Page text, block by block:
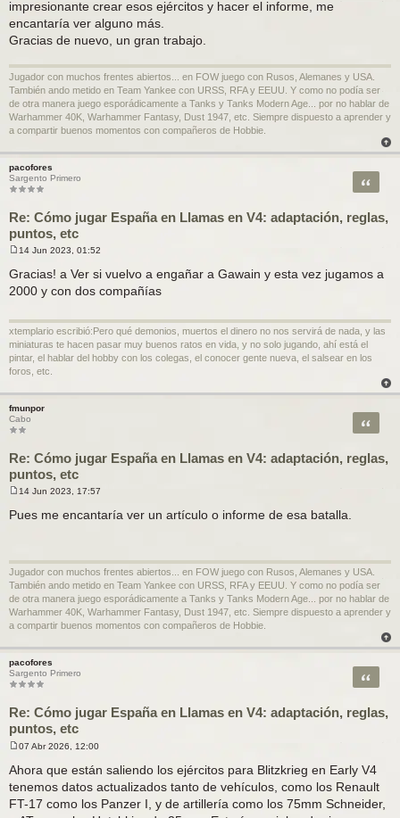
impresionante crear esos ejércitos y hacer el informe, me
encantaría ver alguno más.
Gracias de nuevo, un gran trabajo.
Jugador con muchos frentes abiertos... en FOW juego con Rusos, Alemanes y USA.
También ando metido en Team Yankee con URSS, RFA y EEUU. Y como no podía ser
de otra manera juego esporádicamente a Tanks y Tanks Modern Age... por no hablar de
Warhammer 40K, Warhammer Fantasy, Dust 1947, etc. Siempre dispuesto a aprender y
a compartir buenos momentos con compañeros de Hobbie.
pacofores
Sargento Primero
Re: Cómo jugar España en Llamas en V4: adaptación, reglas,
puntos, etc
Citar
n
s
e
14 Jun 2023, 01:52
Gracias! a Ver si vuelvo a engañar a Gawain y esta vez jugamos a
2000 y con dos compañías
xtemplario escribió:Pero qué demonios, muertos el dinero no nos servirá de nada, y las
miniaturas te hacen pasar muy buenos ratos en vida, y no solo jugando, ahí está el
pintar, el hablar del hobby con los colegas, el conocer gente nueva, el salsear en los
foros, etc.
fmunpor
Cabo
Re: Cómo jugar España en Llamas en V4: adaptación, reglas,
puntos, etc
Citar
n
e
14 Jun 2023, 17:57
Pues me encantaría ver un artículo o informe de esa batalla.
Jugador con muchos frentes abiertos... en FOW juego con Rusos, Alemanes y USA.
También ando metido en Team Yankee con URSS, RFA y EEUU. Y como no podía ser
de otra manera juego esporádicamente a Tanks y Tanks Modern Age... por no hablar de
Warhammer 40K, Warhammer Fantasy, Dust 1947, etc. Siempre dispuesto a aprender y
a compartir buenos momentos con compañeros de Hobbie.
pacofores
Sargento Primero
Re: Cómo jugar España en Llamas en V4: adaptación, reglas,
puntos, etc
Citar
e
n
s
j
07 Abr 2026, 12:00
Ahora que están saliendo los ejércitos para Blitzkrieg en Early V4
tenemos datos actualizados tanto de vehículos, como los Renault
FT-17 como los Panzer I, y de artillería como los 75mm Schneider,